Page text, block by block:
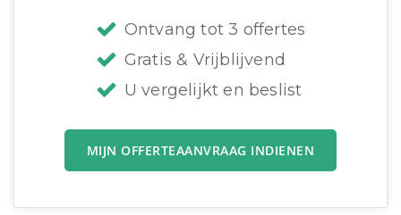
Ontvang tot 3 offertes
Gratis & Vrijblijvend
U vergelijkt en beslist
MIJN OFFERTEAANVRAAG INDIENEN